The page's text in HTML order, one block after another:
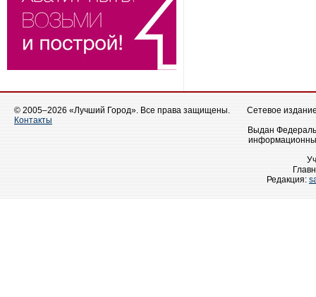
© 2005–2026 «Лучший Город». Все права защищены.
Контакты
Сетевое
Выдан
Редакция: